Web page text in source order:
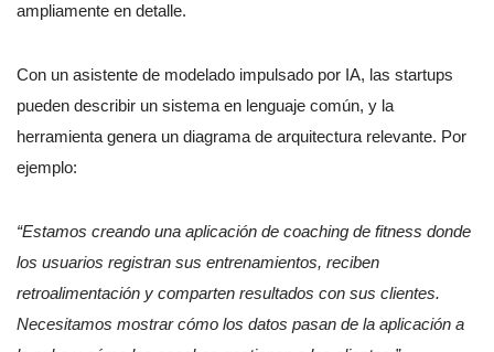
ampliamente en detalle.
Con un asistente de modelado impulsado por IA, las startups
pueden describir un sistema en lenguaje común, y la
herramienta genera un diagrama de arquitectura relevante. Por
ejemplo:
“Estamos creando una aplicación de coaching de fitness donde
los usuarios registran sus entrenamientos, reciben
retroalimentación y comparten resultados con sus clientes.
Necesitamos mostrar cómo los datos pasan de la aplicación a